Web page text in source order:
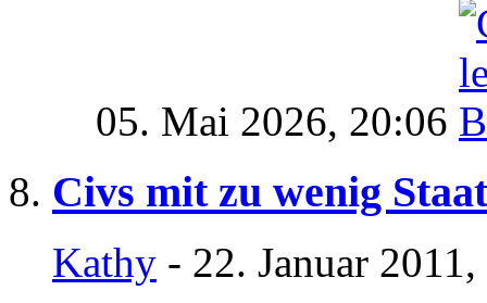
05. Mai 2026, 20:06
Civs mit zu wenig
Kathy - 22. Januar